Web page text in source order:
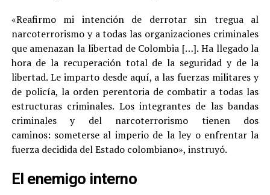
«Reafirmo mi intención de derrotar sin tregua al
narcoterrorismo y a todas las organizaciones criminales
que amenazan la libertad de Colombia […]. Ha llegado la
hora de la recuperación total de la seguridad y de la
libertad. Le imparto desde aquí, a las fuerzas militares y
de policía, la orden perentoria de combatir a todas las
estructuras criminales. Los integrantes de las bandas
criminales y del narcoterrorismo tienen dos
caminos: someterse al imperio de la ley o enfrentar la
fuerza decidida del Estado colombiano», instruyó.
El enemigo interno